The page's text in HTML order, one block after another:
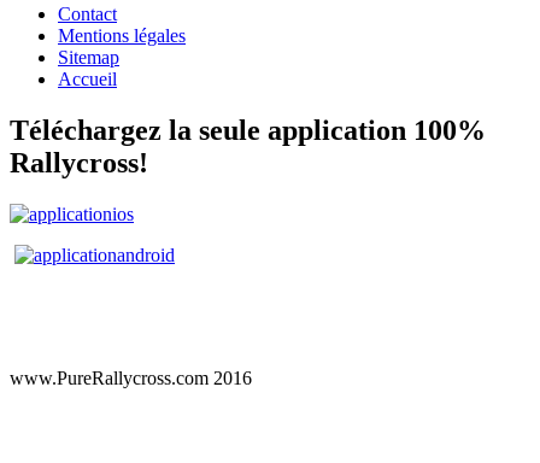
Contact
Mentions légales
Sitemap
Accueil
Téléchargez la seule application 100%
Rallycross!
www.PureRallycross.com 2016